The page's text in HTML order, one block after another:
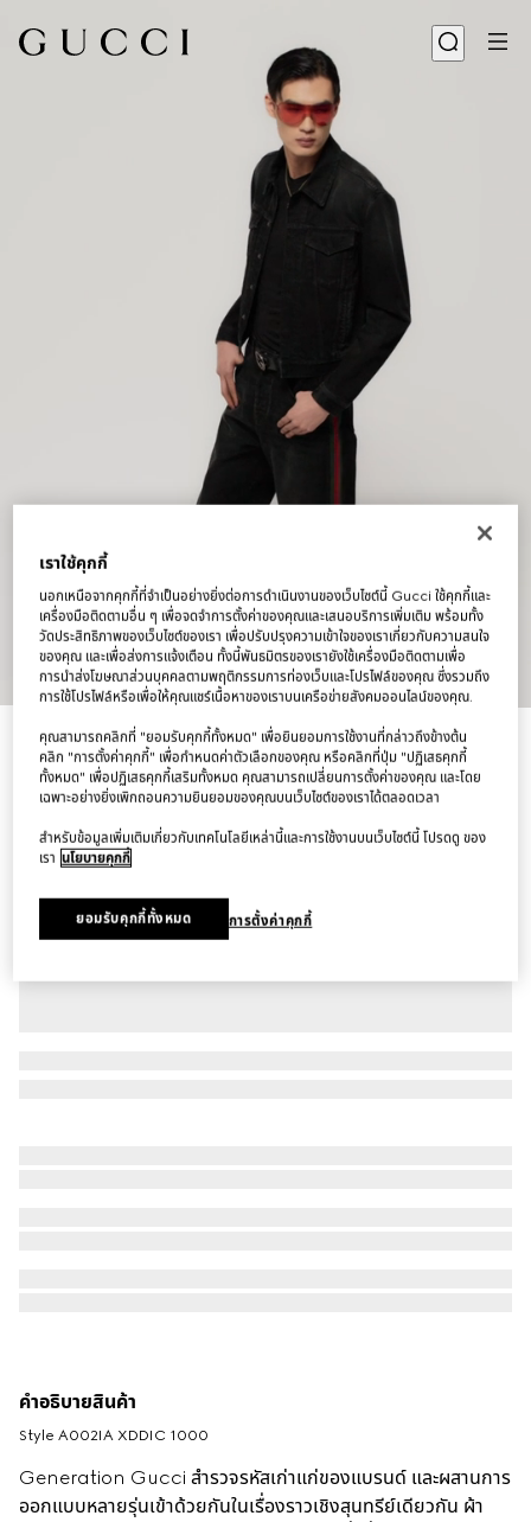
7
กางเกง Cotton denim pant with Web insert
฿39,500
ตัวแปรสีดำ
คำอธิบายสินค้า
Style ‎A002IA XDDIC 1000
Generation Gucci สำรวจรหัสเก่าแก่ของแบรนด์ และผสานการ
ออกแบบหลายรุ่นเข้าด้วยกันในเรื่องราวเชิงสุนทรีย์เดียวกัน ผ้า
เราใช้คุกกี้
นอกเหนือจากคุกกี้ที่จำเป็นอย่างยิ่งต่อการดำเนินงานของเว็บไซต์นี้ Gucci ใช้คุกกี้และ
เครื่องมือติดตามอื่น ๆ เพื่อจดจำการตั้งค่าของคุณและเสนอบริการเพิ่มเติม พร้อมทั้ง
วัดประสิทธิภาพของเว็บไซต์ของเรา เพื่อปรับปรุงความเข้าใจของเราเกี่ยวกับความสนใจ
ของคุณ และเพื่อส่งการแจ้งเตือน ทั้งนี้พันธมิตรของเรายังใช้เครื่องมือติดตามเพื่อ
การนำส่งโฆษณาส่วนบุคคลตามพฤติกรรมการท่องเว็บและโปรไฟล์ของคุณ ซึ่งรวมถึง
การใช้โปรไฟล์หรือเพื่อให้คุณแชร์เนื้อหาของเราบนเครือข่ายสังคมออนไลน์ของคุณ.
คุณสามารถคลิกที่ "ยอมรับคุกกี้ทั้งหมด" เพื่อยินยอมการใช้งานที่กล่าวถึงข้างต้น
คลิก "การตั้งค่าคุกกี้" เพื่อกำหนดค่าตัวเลือกของคุณ หรือคลิกที่ปุ่ม "ปฏิเสธคุกกี้
ทั้งหมด" เพื่อปฏิเสธคุกกี้เสริมทั้งหมด คุณสามารถเปลี่ยนการตั้งค่าของคุณ และโดย
เฉพาะอย่างยิ่งเพิกถอนความยินยอมของคุณบนเว็บไซต์ของเราได้ตลอดเวลา
สำหรับข้อมูลเพิ่มเติมเกี่ยวกับเทคโนโลยีเหล่านี้และการใช้งานบนเว็บไซต์นี้ โปรดดู ของ
เรา นโยบายคุกกี้
การตั้งค่าคุกกี้
ยอมรับคุกกี้ทั้งหมด